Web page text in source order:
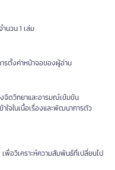
นวน 1 เล่ม
รตั้งค่าหน้าจอของผู้อ่าน
งจิตวิทยาและอารมณ์เข้มข้น
ใจในเนื้อเรื่องและพัฒนาการตัว
วิเคราะห์ความสัมพันธ์ที่เปลี่ยนไป